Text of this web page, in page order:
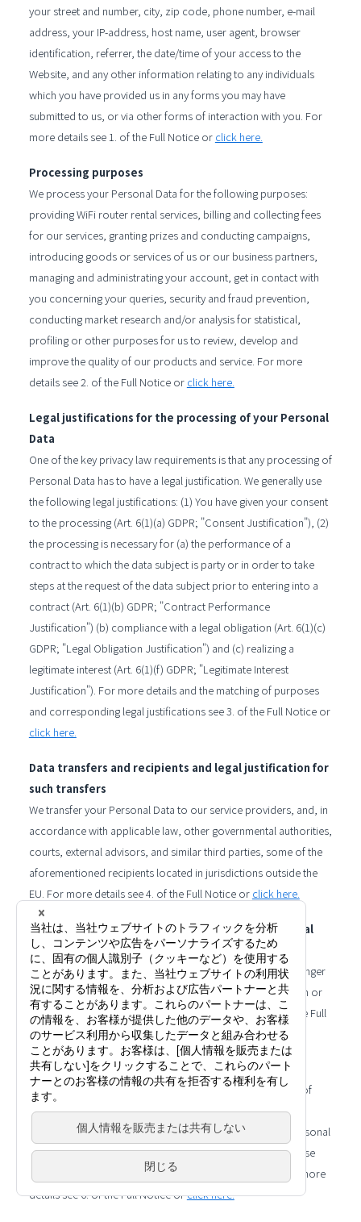
your street and number, city, zip code, phone number, e-mail
address, your IP-address, host name, user agent, browser
identification, referrer, the date/time of your access to the
Website, and any other information relating to any individuals
which you have provided us in any forms you may have
submitted to us, or via other forms of interaction with you. For
more details see 1. of the Full Notice or click here.
Processing purposes
We process your Personal Data for the following purposes:
providing WiFi router rental services, billing and collecting fees
for our services, granting prizes and conducting campaigns,
introducing goods or services of us or our business partners,
managing and administrating your account, get in contact with
you concerning your queries, security and fraud prevention,
conducting market research and/or analysis for statistical,
profiling or other purposes for us to review, develop and
improve the quality of our products and service. For more
details see 2. of the Full Notice or click here.
Legal justifications for the processing of your Personal
Data
One of the key privacy law requirements is that any processing of
Personal Data has to have a legal justification. We generally use
the following legal justifications: (1) You have given your consent
to the processing (Art. 6(1)(a) GDPR; "Consent Justification"), (2)
the processing is necessary for (a) the performance of a
contract to which the data subject is party or in order to take
steps at the request of the data subject prior to entering into a
contract (Art. 6(1)(b) GDPR; "Contract Performance
Justification") (b) compliance with a legal obligation (Art. 6(1)(c)
GDPR; "Legal Obligation Justification") and (c) realizing a
legitimate interest (Art. 6(1)(f) GDPR; "Legitimate Interest
Justification"). For more details and the matching of purposes
and corresponding legal justifications see 3. of the Full Notice or
click here.
Data transfers and recipients and legal justification for
such transfers
We transfer your Personal Data to our service providers, and, in
accordance with applicable law, other governmental authorities,
courts, external advisors, and similar third parties, some of the
aforementioned recipients located in jurisdictions outside the
EU. For more details see 4. of the Full Notice or click here.
Retention periods for and deletion of your Personal
Data
Your Personal Data will be deleted once they are not any longer
needed for the purposes motivating their original collection or
as required by applicable law. For more details see 5. of the Full
Notice orclick here.
Your statutory rights
You have a number of rights with regard to the processing of
your Personal Data, each as per the conditions defined in
applicable law, such as the right to have access to your Personal
Data, to have them corrected, erased or handed over. Please
refer any of your questions toinfor@vision-net.co.jp
. For more
details see 6. of the Full Notice orclick here.